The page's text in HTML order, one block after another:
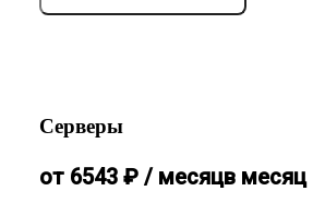
Серверы
от 6543 ₽ / месяцв месяц